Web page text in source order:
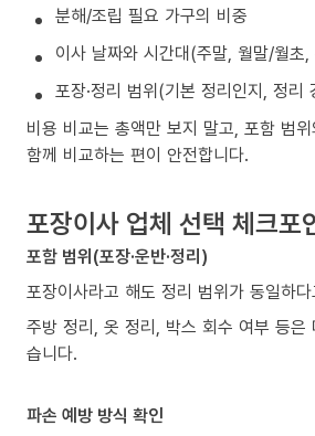
분해/조립 필요 가구의 비중
이사 날짜와 시간대(주말, 월말/월초
포장·정리 범위(기본 정리인지, 정리
비용 비교는 총액만 보지 말고, 포함 범
함께 비교하는 편이 안전합니다.
포장이사 업체 선택 체크포
포함 범위(포장·운반·정리)
포장이사라고 해도 정리 범위가 동일하
주방 정리, 옷 정리, 박스 회수 여부 등은
습니다.
파손 예방 방식 확인